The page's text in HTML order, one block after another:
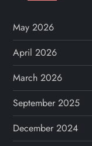
May 2026
April 2026
March 2026
September 2025
December 2024